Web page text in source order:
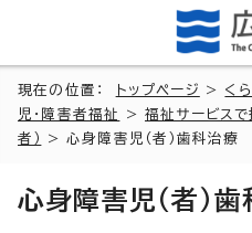
現在の位置： トップページ > く
児・障害者福祉
>福祉サービスで
者）
> 心身障害児（者）歯科治療
心身障害児（者）